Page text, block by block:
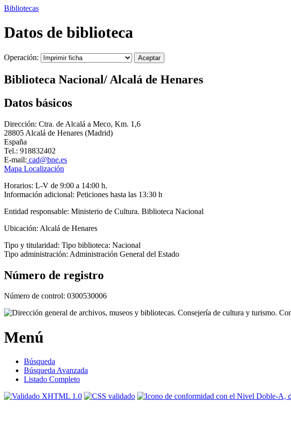
Bibliotecas
Datos de biblioteca
Operación:
Biblioteca Nacional/ Alcalá de Henares
Datos básicos
Dirección: Ctra. de Alcalá a Meco, Km. 1,6
28805 Alcalá de Henares (Madrid)
España
Tel.: 918832402
E-mail: cad@bne.es
Mapa Localización
Horarios: L-V de 9:00 a 14:00 h.
Información adicional: Peticiones hasta las 13:30 h
Entidad responsable: Ministerio de Cultura. Biblioteca Nacional
Ubicación: Alcalá de Henares
Tipo y titularidad: Tipo biblioteca: Nacional
Tipo administración: Administración General del Estado
Número de registro
Número de control: 0300530006
Menú
Búsqueda
Búsqueda Avanzada
Listado Completo